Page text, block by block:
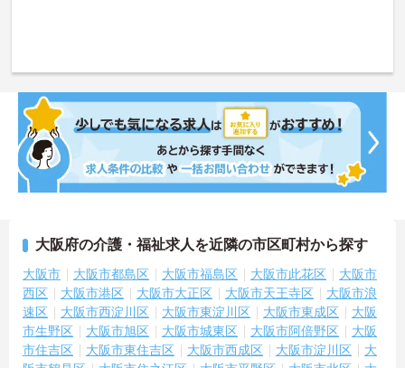
大阪府の介護・福祉求人を近隣の市区町村から探す
大阪市 大阪市都島区 大阪市福島区 大阪市此花区
大阪市
西区
大阪市港区 大阪市大正区 大阪市天王寺区
大阪市浪
速区
大阪市西淀川区 大阪市東淀川区 大阪市東成区
大阪
市生野区
大阪市旭区 大阪市城東区 大阪市阿倍野区
大阪
市住吉区
大阪市東住吉区 大阪市西成区 大阪市淀川区
大